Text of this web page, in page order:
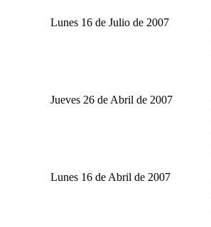
Lunes 16 de Julio de 2007
Jueves 26 de Abril de 2007
Lunes 16 de Abril de 2007